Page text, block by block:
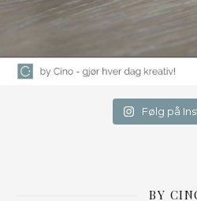
Følg på
BY